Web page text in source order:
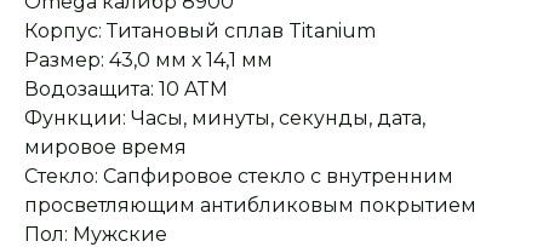
Корпус: Титановый сплав Titanium
Размер: 43,0 мм х 14,1 мм
Водозащита: 10 ATM
Функции: Часы, минуты, секунды, дата,
мировое время
Стекло: Сапфировое стекло с внутренним
просветляющим антибликовым покрытием
Пол: Мужские
Оплата при получении
Заказ опласивается
осмотра товара
консультация
Ответим на все вопросы